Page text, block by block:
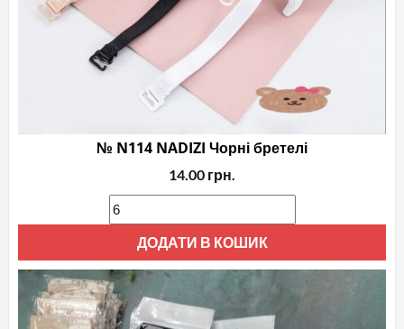
№ N114 NADIZI Чорні бретелі
14.00 грн.
ДОДАТИ В КОШИК